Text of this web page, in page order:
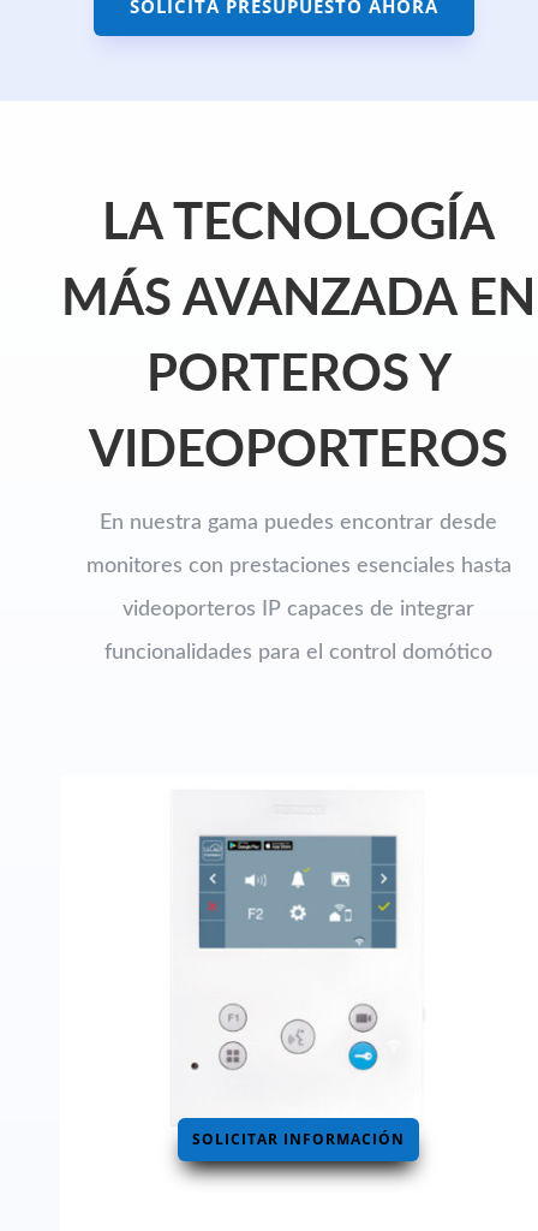
SOLICITA PRESUPUESTO AHORA
LA TECNOLOGÍA
MÁS AVANZADA EN
PORTEROS Y
VIDEOPORTEROS
En nuestra gama puedes encontrar desde
monitores con prestaciones esenciales hasta
videoporteros IP capaces de integrar
funcionalidades para el control domótico
SOLICITAR INFORMACIÓN